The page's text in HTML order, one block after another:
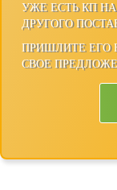
УЖЕ ЕСТЬ КП
ДРУГОГО
ПРИШЛИТЕ ЕГО
СВОЕ